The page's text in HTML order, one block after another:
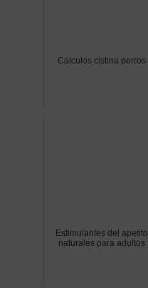
Calculos cistina perros
Estimulantes del apetito
naturales para adultos